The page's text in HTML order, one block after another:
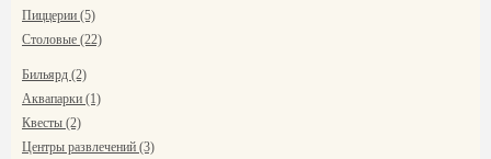
Пиццерии (5)
Столовые (22)
Бильярд (2)
Аквапарки (1)
Квесты (2)
Центры развлечений (3)